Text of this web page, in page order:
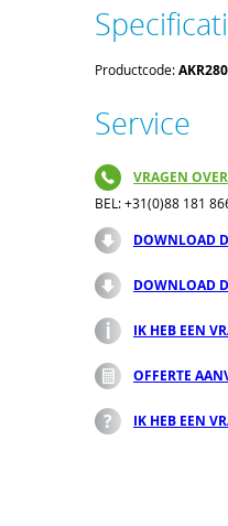
Productcode:
Service
VRAGEN
BEL: +31(0)88 181
DOWNLOAD
DOWNLOAD
IK HEB EEN
OFFERTE
IK HEB EEN